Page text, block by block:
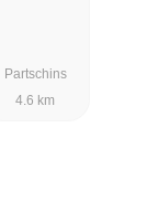
Partschins
4.6 km